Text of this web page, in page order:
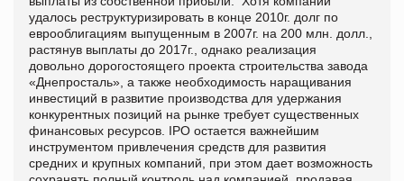
удалось реструктуризировать в конце 2010г. долг по
еврооблигациям выпущенным в 2007г. на 200 млн. долл.,
растянув выплаты до 2017г., однако реализация
довольно дорогостоящего проекта строительства завода
«Днепросталь», а также необходимость наращивания
инвестиций в развитие производства для удержания
конкурентных позиций на рынке требует существенных
финансовых ресурсов. IPO остается важнейшим
инструментом привлечения средств для развития
средних и крупных компаний, при этом дает возможность